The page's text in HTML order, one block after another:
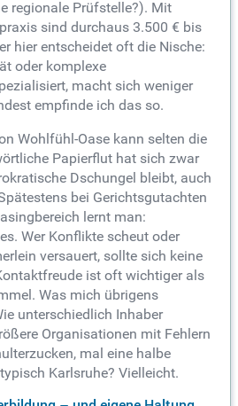
regionale Prüfstelle?). Mit
sind durchaus 3.500 € bis
hier entscheidet oft die Nische:
oder komplexe
macht sich weniger
empfinde ich das so.
Wohlfühl-Oase kann selten die
Papierflut hat sich zwar
Dschungel bleibt, auch
bei Gerichtsgutachten
lernt man:
Wer Konflikte scheut oder
versauert, sollte sich keine
ist oft wichtiger als
Was mich übrigens
unterschiedlich Inhaber
Organisationen mit Fehlern
mal eine halbe
Karlsruhe? Vielleicht.